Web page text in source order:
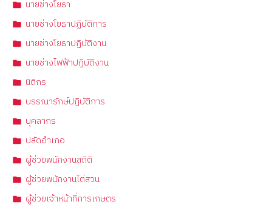
นายช่างโยธา
นายช่างโยธาปฏิบัติการ
นายช่างโยธาปฏิบัติงาน
นายช่างไฟฟ้าปฏิบัติงาน
นิติกร
บรรณารักษ์ปฏิบัติการ
บุคลากร
ปลัดอำเภอ
ผู้ช่วยพนักงานสถิติ
ผู้ช่วยพนักงานไต่สวน
ผู้ช่วยเจ้าหน้าที่การเกษตร